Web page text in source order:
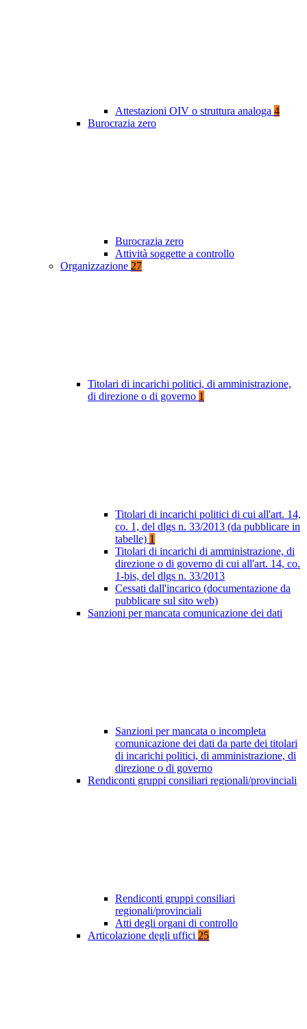
Attestazioni OIV o struttura analoga 4
Burocrazia zero
Burocrazia zero
Attività soggette a controllo
Organizzazione 27
Titolari di incarichi politici, di amministrazione,
di direzione o di governo 1
Titolari di incarichi politici di cui all'art. 14,
co. 1, del dlgs n. 33/2013 (da pubblicare in
tabelle) 1
Titolari di incarichi di amministrazione, di
direzione o di governo di cui all'art. 14, co.
1-bis, del dlgs n. 33/2013
Cessati dall'incarico (documentazione da
pubblicare sul sito web)
Sanzioni per mancata comunicazione dei dati
Sanzioni per mancata o incompleta
comunicazione dei dati da parte dei titolari
di incarichi politici, di amministrazione, di
direzione o di governo
Rendiconti gruppi consiliari regionali/provinciali
Rendiconti gruppi consiliari
regionali/provinciali
Atti degli organi di controllo
Articolazione degli uffici 25